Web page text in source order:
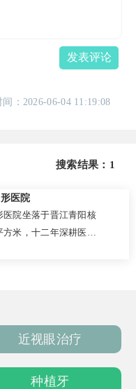
发表评论
：2026-06-04 11:19:08
搜索结果：1
医院
医院坐落于晋江青阳核
米，十二年深耕医美
中韩专家联合坐诊，
术后专属随访，全程私
人性化关怀，已成为
构。
近视眼治疗
种植牙